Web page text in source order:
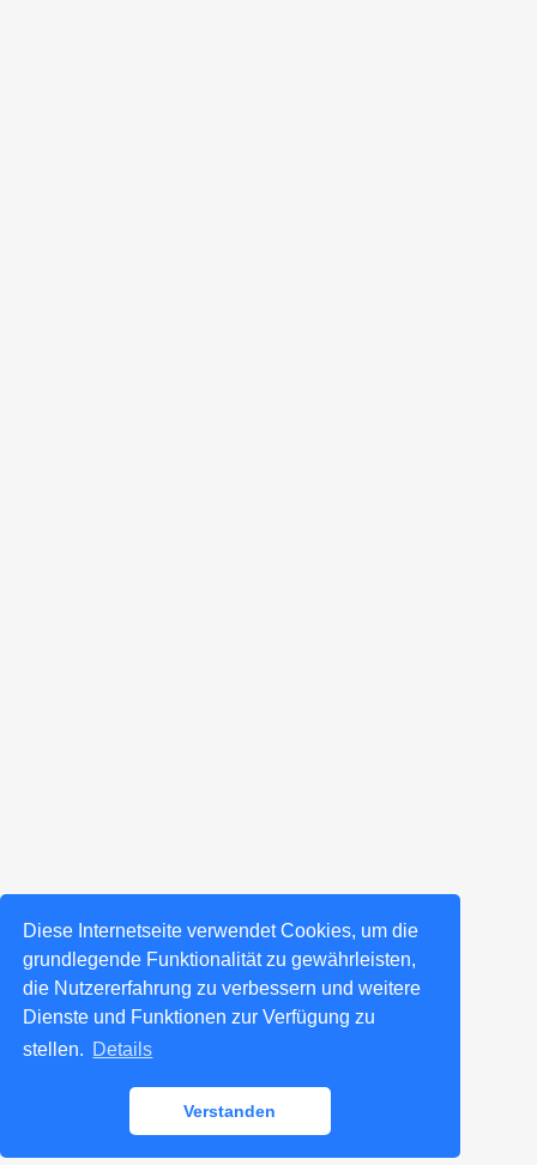
Diese Internetseite verwendet Cookies, um die
grundlegende Funktionalität zu gewährleisten,
die Nutzererfahrung zu verbessern und weitere
Dienste und Funktionen zur Verfügung zu
stellen. Details
Verstanden